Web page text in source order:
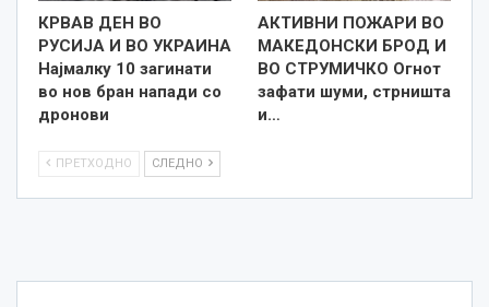
КРВАВ ДЕН ВО
РУСИЈА И ВО УКРАИНА
Најмалку 10 загинати
во нов бран напади со
дронови
АКТИВНИ ПОЖАРИ ВО
МАКЕДОНСКИ БРОД И
ВО СТРУМИЧКО Огнот
зафати шуми, стрништа
и…
ПРЕТХОДНО СЛЕДНО